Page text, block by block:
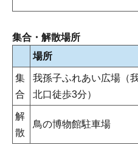
集合・解散場所
場所
集
合
我孫子ふれあい広場（
北口徒歩3分）
解
散
鳥の博物館駐車場